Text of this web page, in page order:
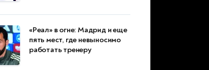
«Реал» в огне: Мадрид и еще
пять мест, где невыносимо
работать тренеру